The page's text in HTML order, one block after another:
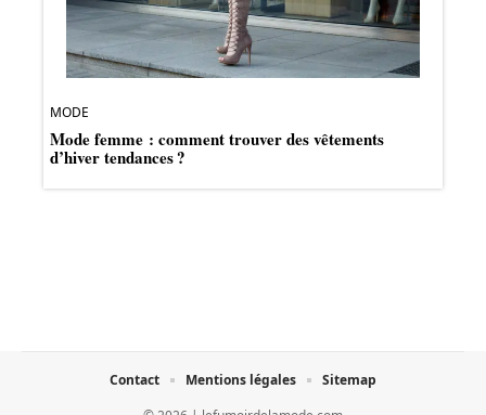
MODE
Mode femme : comment trouver des vêtements
d’hiver tendances ?
Contact Mentions légales Sitemap